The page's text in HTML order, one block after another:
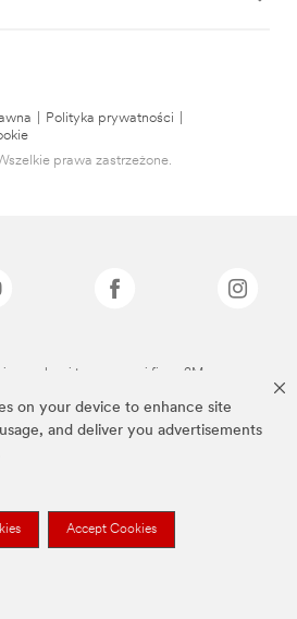
on your device to enhance site
and deliver you advertisements
Accept Cookies
Polityka prywatności
prawa zastrzeżone.
są znakami towarowymi firmy 3M.